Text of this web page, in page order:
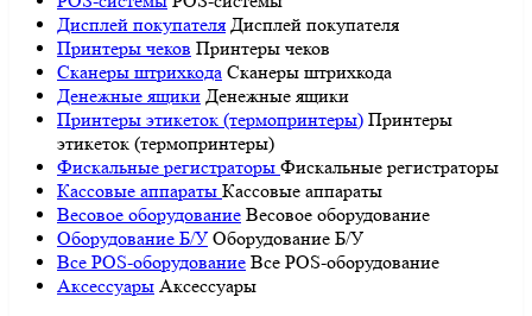
Дисплей покупателя Дисплей покупателя
Принтеры чеков Принтеры чеков
Сканеры штрихкода Сканеры штрихкода
Денежные ящики Денежные ящики
Принтеры этикеток (термопринтеры) Принтеры
этикеток (термопринтеры)
Фискальные регистраторы Фискальные регистраторы
Кассовые аппараты Кассовые аппараты
Весовое оборудование Весовое оборудование
Оборудование Б/У Оборудование Б/У
Все POS-оборудование Все POS-оборудование
Аксессуары Аксессуары